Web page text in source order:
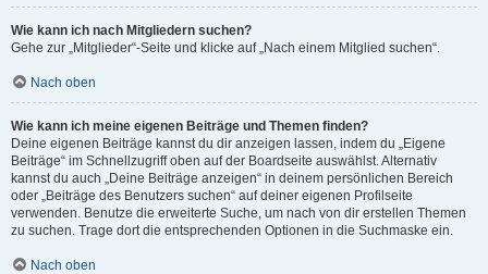
Wie kann ich nach Mitgliedern suchen?
Gehe zur „Mitglieder“-Seite und klicke auf „Nach einem Mitglied suchen“.
Nach oben
Wie kann ich meine eigenen Beiträge und Themen finden?
Deine eigenen Beiträge kannst du dir anzeigen lassen, indem du „Eigene
Beiträge“ im Schnellzugriff oben auf der Boardseite auswählst. Alternativ
kannst du auch „Deine Beiträge anzeigen“ in deinem persönlichen Bereich
oder „Beiträge des Benutzers suchen“ auf deiner eigenen Profilseite
verwenden. Benutze die erweiterte Suche, um nach von dir erstellen Themen
zu suchen. Trage dort die entsprechenden Optionen in die Suchmaske ein.
Nach oben